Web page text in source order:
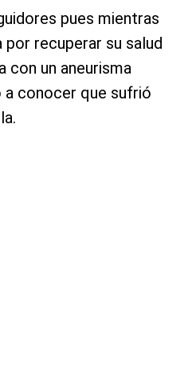
pues mientras
recuperar su salud
con un aneurisma
a conocer que sufrió